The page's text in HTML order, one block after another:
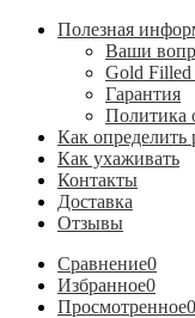
Полезная
Ваши
Gold Filled
Гарантия
Политика
Как определить
Как ухаживать
Контакты
Доставка
Отзывы
Сравнение0
Избранное0
Просмотренное0